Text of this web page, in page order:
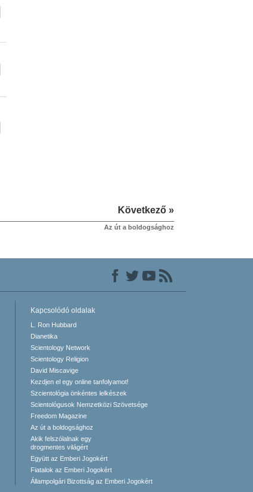
Következő »
Az út a boldogsághoz
Kapcsolódó oldalak
L. Ron Hubbard
Dianetika
Scientology Network
Scientology Religion
David Miscavige
Kezdjen el egy online tanfolyamot!
Szcientológia önkéntes lelkészek
Scientológusok Nemzetközi Szövetsége
Freedom Magazine
Az út a boldogsághoz
Akik felszólalnak egy
drogmentes világért
Együtt az Emberi Jogokért
Fiatalok az Emberi Jogokért
Állampolgári Bizottság az Emberi Jogokért